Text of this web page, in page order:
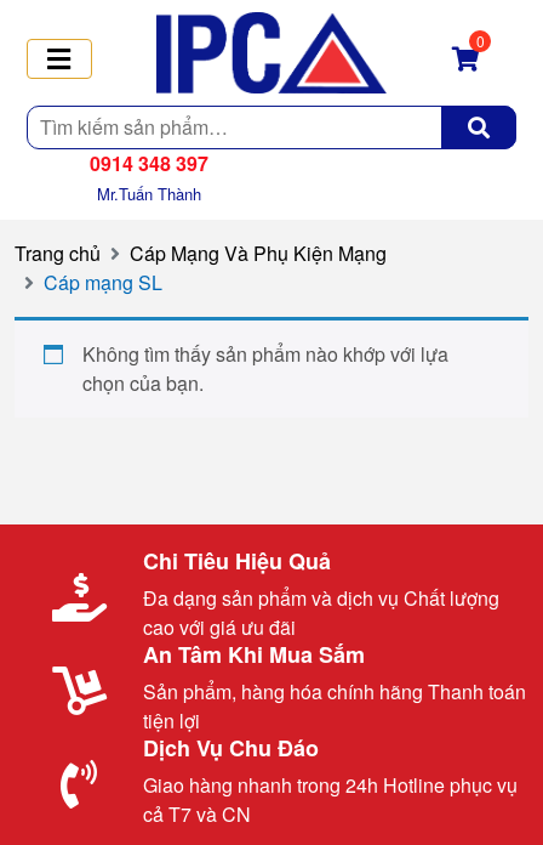
Tìm
kiếm
0
0914 348 397
Mr.Tuấn Thành
Trang chủ
Cáp Mạng Và Phụ Kiện Mạng
Cáp mạng SL
Không tìm thấy sản phẩm nào khớp với lựa
chọn của bạn.
Chi Tiêu Hiệu Quả
Đa dạng sản phẩm và dịch vụ Chất lượng
cao với giá ưu đãi
An Tâm Khi Mua Sắm
Sản phẩm, hàng hóa chính hãng Thanh toán
tiện lợi
Dịch Vụ Chu Đáo
Giao hàng nhanh trong 24h Hotline phục vụ
cả T7 và CN